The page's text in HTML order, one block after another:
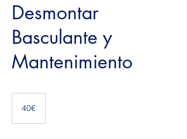
Desmontar
Basculante y
Mantenimiento
40€